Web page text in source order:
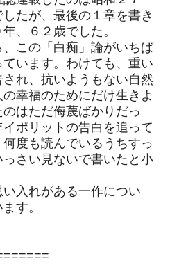
たが、最後の１章を書き
、６２歳でした。
この「白痴」論がいちば
います。わけても、重い
れ、抗いようもない自然
幸福のためにだけ生きよ
はただ侮蔑ばかりだっ
ポリットの告白を追って
度も読んでいるうちすっ
さい見ないで書いたと小
入れがある一作につい
す。